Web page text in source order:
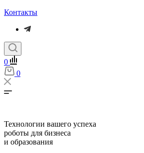
Контакты
0
0
Технологии вашего успеха
роботы для бизнеса
и образования